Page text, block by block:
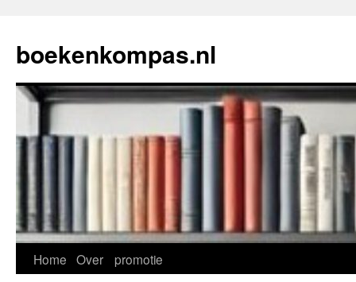
de
inhoud
boekenkompas.nl
Home Over promotie